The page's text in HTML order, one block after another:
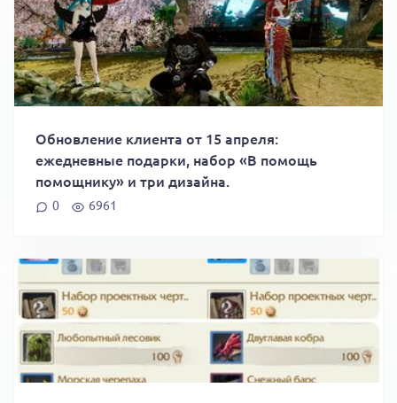
Обновление клиента от 15 апреля:
ежедневные подарки, набор «В помощь
помощнику» и три дизайна.
0 6961